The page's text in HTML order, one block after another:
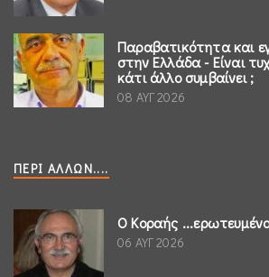
Παραβατικότητα και
στην Ελλάδα - Είναι
κάτι άλλο συμβαίνει ;
08 ΑΥΓ 2026
ΠΕΡΊ ΆΛΛΩΝ....
Ο Κοραής
06 ΑΥΓ 2026